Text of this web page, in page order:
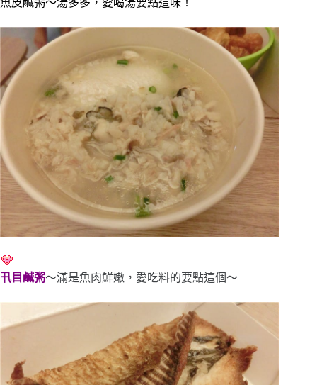
魚皮鹹粥～湯多多，愛喝湯要點這味！
卂目鹹粥～滿是魚肉鮮嫩，愛吃料的要點這個～